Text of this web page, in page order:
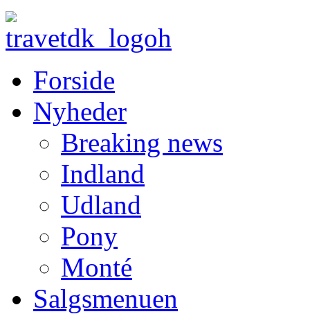
Forside
Nyheder
Breaking news
Indland
Udland
Pony
Monté
Salgsmenuen